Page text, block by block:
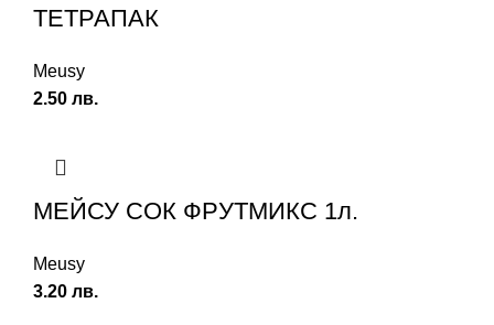
ТЕТРАПАК
Meusy
2.50 лв.
МЕЙСУ СОК ФРУТМИКС 1л.
Meusy
3.20 лв.